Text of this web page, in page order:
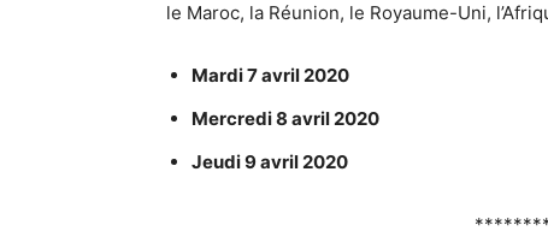
le Maroc, la Réunion, le Royaume-Uni,
Mardi 7 avril 2020
Mercredi 8 avril 2020
Jeudi 9 avril 2020